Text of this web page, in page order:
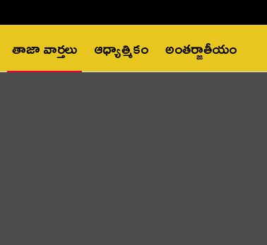
తాజా వార్తలు ఆధ్యాత్మికం అంతర్జాతీయం